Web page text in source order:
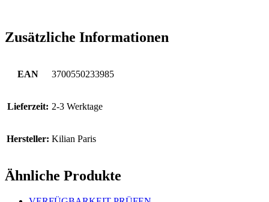
Zusätzliche Informationen
EAN 3700550233985
Lieferzeit: 2-3 Werktage
Hersteller: Kilian Paris
Ähnliche Produkte